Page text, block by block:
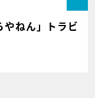
やねん」トラビ